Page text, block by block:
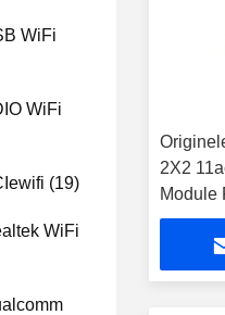
WiFi
WiFi
(19)
WiFi
2X2
Module